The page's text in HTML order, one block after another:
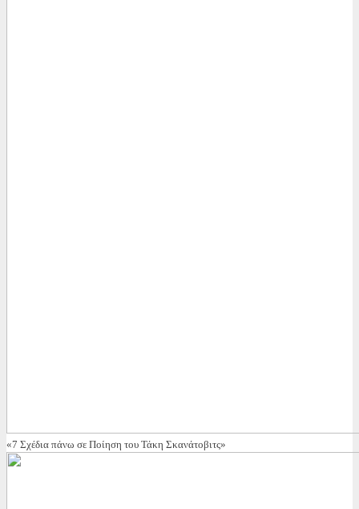
«7 Σχέδια πάνω σε Ποίηση του Τάκη Σκανάτοβιτς»